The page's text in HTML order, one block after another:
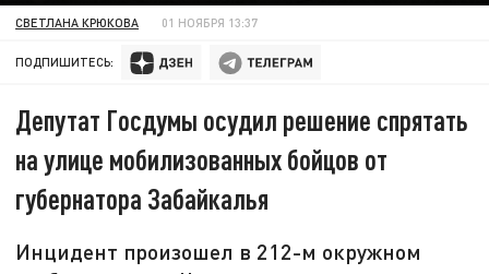
СВЕТЛАНА КРЮКОВА 01 НОЯБРЯ 13:37
ПОДПИШИТЕСЬ:
Депутат Госдумы осудил решение спрятать
на улице мобилизованных бойцов от
губернатора Забайкалья
Инцидент произошел в 212-м окружном